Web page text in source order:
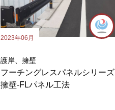
2023年06月
護岸、擁壁
フーチングレスパネルシリーズ
擁壁-FLパネル工法